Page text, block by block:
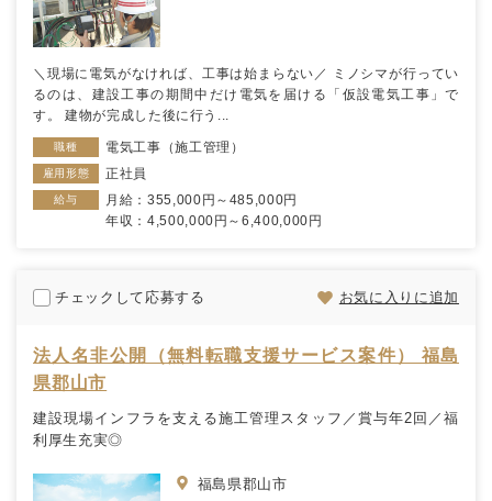
＼現場に電気がなければ、工事は始まらない／ ミノシマが行ってい
るのは、建設工事の期間中だけ電気を届ける「仮設電気工事」で
す。 建物が完成した後に行う...
職種 電気工事（施工管理）
雇用形態 正社員
給与
月給：355,000円～485,000円
年収：4,500,000円～6,400,000円
チェックして応募する お気に入りに追加
法人名非公開（無料転職支援サービス案件） 福島
県郡山市
建設現場インフラを支える施工管理スタッフ／賞与年2回／福
利厚生充実◎
福島県郡山市